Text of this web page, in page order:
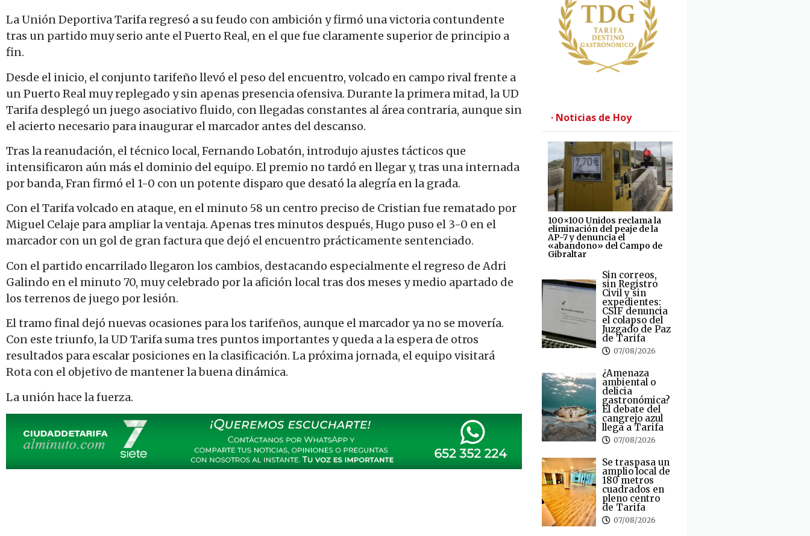
La Unión Deportiva Tarifa regresó a su feudo con ambición y firmó una victoria contundente
tras un partido muy serio ante el Puerto Real, en el que fue claramente superior de principio a
fin.
Desde el inicio, el conjunto tarifeño llevó el peso del encuentro, volcado en campo rival frente a
un Puerto Real muy replegado y sin apenas presencia ofensiva. Durante la primera mitad, la UD
Tarifa desplegó un juego asociativo fluido, con llegadas constantes al área contraria, aunque sin
el acierto necesario para inaugurar el marcador antes del descanso.
Tras la reanudación, el técnico local, Fernando Lobatón, introdujo ajustes tácticos que
intensificaron aún más el dominio del equipo. El premio no tardó en llegar y, tras una internada
por banda, Fran firmó el 1-0 con un potente disparo que desató la alegría en la grada.
Con el Tarifa volcado en ataque, en el minuto 58 un centro preciso de Cristian fue rematado por
Miguel Celaje para ampliar la ventaja. Apenas tres minutos después, Hugo puso el 3-0 en el
marcador con un gol de gran factura que dejó el encuentro prácticamente sentenciado.
Con el partido encarrilado llegaron los cambios, destacando especialmente el regreso de Adri
Galindo en el minuto 70, muy celebrado por la afición local tras dos meses y medio apartado de
los terrenos de juego por lesión.
El tramo final dejó nuevas ocasiones para los tarifeños, aunque el marcador ya no se movería.
Con este triunfo, la UD Tarifa suma tres puntos importantes y queda a la espera de otros
resultados para escalar posiciones en la clasificación. La próxima jornada, el equipo visitará
Rota con el objetivo de mantener la buena dinámica.
La unión hace la fuerza.
· Noticias de Hoy
100×100 Unidos reclama la
eliminación del peaje de la
AP-7 y denuncia el
«abandono» del Campo de
Gibraltar
Sin correos,
sin Registro
Civil y sin
expedientes:
CSIF denuncia
el colapso del
Juzgado de Paz
de Tarifa
07/08/2026
¿Amenaza
ambiental o
delicia
gastronómica?
El debate del
cangrejo azul
llega a Tarifa
07/08/2026
Se traspasa un
amplio local de
180 metros
cuadrados en
pleno centro
de Tarifa
07/08/2026